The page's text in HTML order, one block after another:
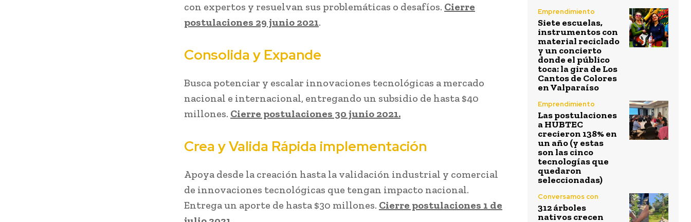
con expertos y resuelvan sus problemáticas o desafíos. Cierre
postulaciones 29 junio 2021.
Consolida y Expande
Busca potenciar y escalar innovaciones tecnológicas a mercado
nacional e internacional, entregando un subsidio de hasta $40
millones. Cierre postulaciones 30 junio 2021.
Crea y Valida Rápida implementación
Apoya desde la creación hasta la validación industrial y comercial
de innovaciones tecnológicas que tengan impacto nacional.
Entrega un aporte de hasta $30 millones. Cierre postulaciones 1 de
Emprendimiento
Siete escuelas,
instrumentos con
material reciclado
y un concierto
donde el público
toca: la gira de Los
Cantos de Colores
en Valparaíso
Emprendimiento
Las postulaciones
a HUBTEC
crecieron 138% en
un año (y estas
son las cinco
tecnologías que
quedaron
seleccionadas)
Conversamos con
312 árboles
nativos crecen